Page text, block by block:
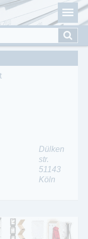
Portal für
& eBooks
Dülken
str.
51143
Köln